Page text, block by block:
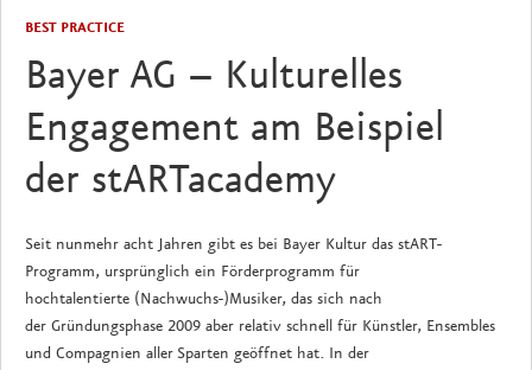
BEST PRACTICE
Bayer AG – Kulturelles
Engagement am Beispiel
der stARTacademy
Seit nunmehr acht Jahren gibt es bei Bayer Kultur das stART-
Programm, ursprünglich ein Förderprogramm für
hochtalentierte (Nachwuchs-)Musiker, das sich nach
der Gründungsphase 2009 aber relativ schnell für Künstler, Ensembles
und Compagnien aller Sparten geöffnet hat. In der